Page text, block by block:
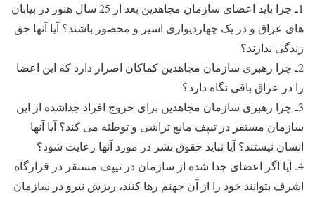
1ـ چرا باید اعضای سازمان مجاهدین بعد از 25 سال هنوز در بیابان
های عراق و در یک چهاردیواری اسیر و محصور باشند؟ آیا آنها حق
زندگی ندارند؟
2ـ چرا رهبری سازمان مجاهدین کماکان اصرار دارد که این اعضا
را در عراق باقی نگاه دارد؟
3ـ چرا رهبری سازمان مجاهدین برای خروج افراد جداشده از این
سازمان مستقر در تیپف مانع تراشی و توطئه می کند؟ آیا آنها
انسان نیستند؟ آیا نباید حقوق بشر در مورد آنها رعایت شود؟
4ـ آیا اگر اعضای جدا شده از سازمان در تیپف مستقر در قرارگاه
اشرف بتوانند خود را از آن جهنم رها کنند، ریزش نیرو در سازمان